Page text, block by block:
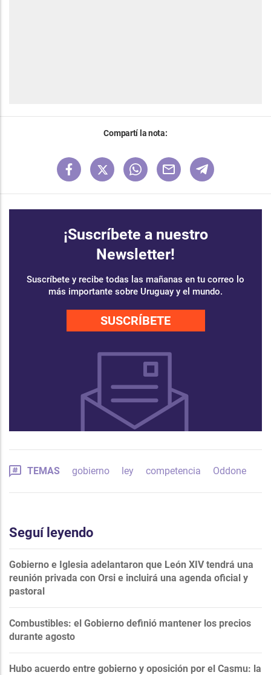
Compartí la nota:
¡Suscríbete a nuestro
Newsletter!
Suscríbete y recibe todas las mañanas en tu correo lo
más importante sobre Uruguay y el mundo.
SUSCRÍBETE
TEMAS gobierno ley competencia Oddone
Seguí leyendo
Gobierno e Iglesia adelantaron que León XIV tendrá una
reunión privada con Orsi e incluirá una agenda oficial y
pastoral
Combustibles: el Gobierno definió mantener los precios
durante agosto
Hubo acuerdo entre gobierno y oposición por el Casmu: la